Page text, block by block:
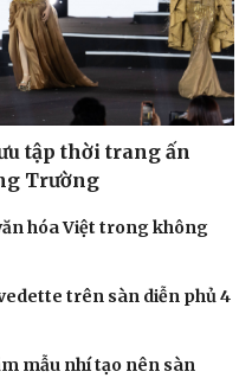
tập thời trang ấn
Trường
hóa Việt trong không
trên sàn diễn phủ 4
mẫu nhí tạo nên sàn